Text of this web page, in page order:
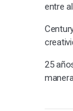
entre
25